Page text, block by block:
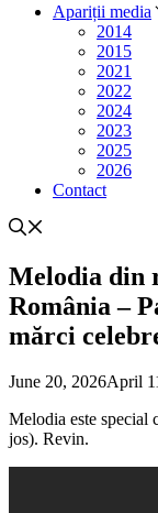
Apariții media
2014
2015
2021
2022
2024
2023
2025
2026
Contact
Melodia din
România –
mărci
June 20, 2026April
Melodia este special
jos). Revin.